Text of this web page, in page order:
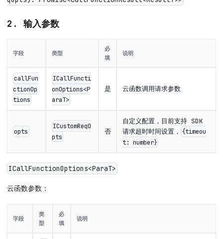
2. 输入参数
字段 类型
必
填
说明
callFun
ctionOp
tions
ICallFuncti
onOptions<P
araT>
是 云函数调用请求参数
opts
ICustomReqO
pts
否
自定义配置，目前支持 SDK
请求超时时间设置， {timeou
t: number}
ICallFunctionOptions<ParaT>
云函数参数：
字段
类
型
必
填
说明